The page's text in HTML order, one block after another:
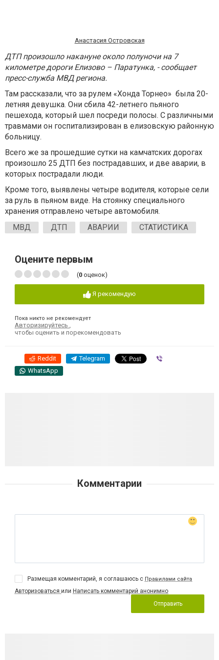
Анастасия Островская
ДТП произошло накануне около полуночи на 7
километре дороги Елизово – Паратунка, - сообщает
пресс-служба МВД региона.
Там рассказали, что за рулем «Хонда Торнео» была 20-
летняя девушка. Они сбила 42-летнего пьяного
пешехода, который шел посреди полосы. С различными
травмами он госпитализирован в елизовскую районную
больницу.
Всего же за прошедшие сутки на камчатских дорогах
произошло 25 ДТП без пострадавших, и две аварии, в
которых пострадали люди.
Кроме того, выявлены четыре водителя, которые сели
за руль в пьяном виде. На стоянку специального
хранения отправлено четыре автомобиля.
МВД
ДТП АВАРИИ СТАТИСТИКА
Оцените первым
(0 оценок)
Я рекомендую
Пока никто не рекомендует
Авторизируйтесь
чтобы оценить и порекомендовать
Reddit Telegram
WhatsApp
Комментарии
Размещая комментарий, я соглашаюсь с Правилами сайта
Авторизоваться или Написать комментарий анонимно
Отправить